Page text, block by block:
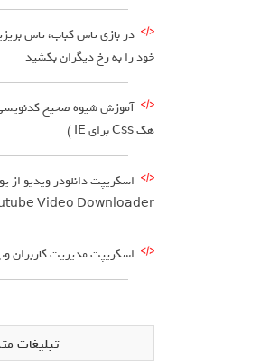
در بازی تاس کباب، تاس
خود را به رخ دیگران بکشید
هک Css برای IE )
Video Downloader
اسکریپت مدیریت کاربران
تبلیغات